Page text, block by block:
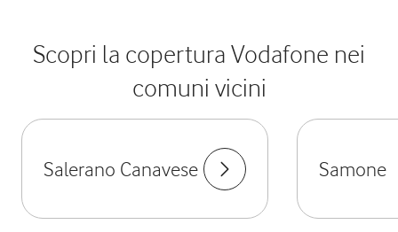
Scopri la copertura Vodafone nei
comuni vicini
Salerano Canavese Samone